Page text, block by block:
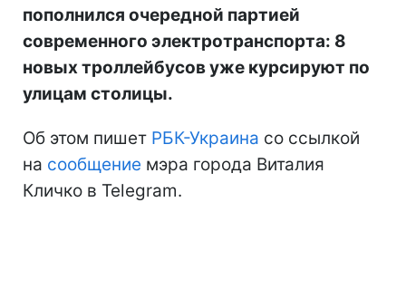
пополнился очередной партией
современного электротранспорта: 8
новых троллейбусов уже курсируют по
улицам столицы.
Об этом пишет РБК-Украина со ссылкой
на сообщение мэра города Виталия
Кличко в Telegram.